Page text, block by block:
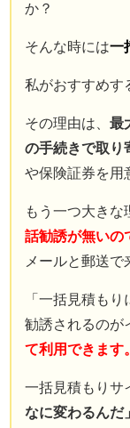
現在では年間７００
年間３００件以上の
自動車事故の対応を
直接現場に行き、
契約者と相手との
自動車保険の知識
知識を、
もっと多くの人に
る。Read More…
プライバシーポ
免責事項
お問い合わせフォ
か？
そんな時には一
私がおすすめす
その理由は、最
の手続きで取り
や保険証券を用
もう一つ大きな
話勧誘が無いの
メールと郵送で
「一括見積も
勧誘されるのが
て利用できます。
一括見積もりサ
なに変わるんだ」